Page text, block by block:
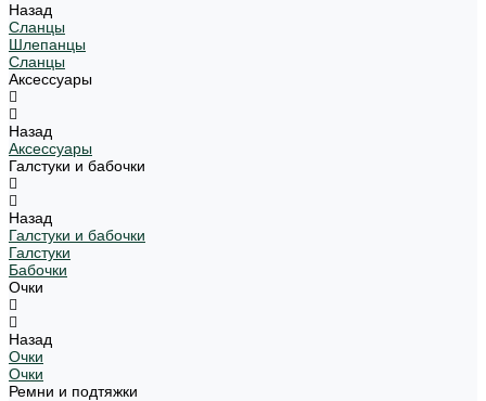
Назад
Сланцы
Шлепанцы
Сланцы
Аксессуары
Назад
Аксессуары
Галстуки и бабочки
Назад
Галстуки и бабочки
Галстуки
Бабочки
Очки
Назад
Очки
Очки
Ремни и подтяжки